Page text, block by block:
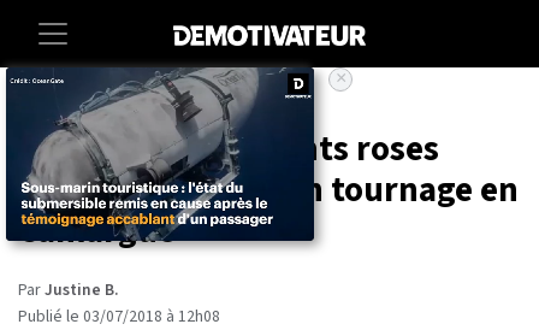
Societe Animaux
500 œufs de flamants roses
perdus à cause d'un tournage en
Camargue
ParJustine B.
Publié le 03/07/2018 à 12h08
×